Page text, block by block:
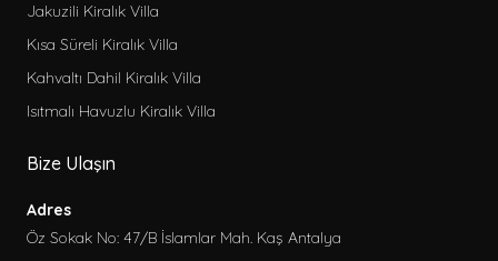
Jakuzili Kiralık Villa
Kısa Süreli Kiralık Villa
Kahvaltı Dahil Kiralık Villa
Isıtmalı Havuzlu Kiralık Villa
Bize Ulaşın
Adres
Öz Sokak No: 47/B İslamlar Mah. Kaş Antalya